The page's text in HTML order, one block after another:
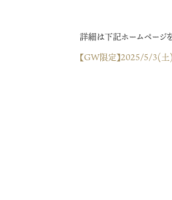
詳細は下記ホームページ
【GW限定】2025/5/3(土